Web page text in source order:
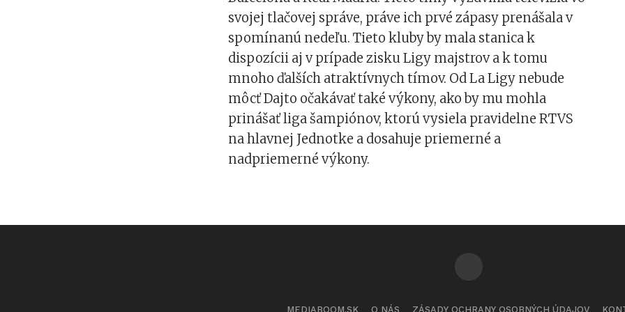
svojej tlačovej správe, práve ich prvé zápasy prenášala v
spomínanú nedeľu. Tieto kluby by mala stanica k
dispozícii aj v prípade zisku Ligy majstrov a k tomu
mnoho ďalších atraktívnych tímov. Od La Ligy nebude
môcť Dajto očakávať také výkony, ako by mu mohla
prinášať liga šampiónov, ktorú vysiela pravidelne RTVS
na hlavnej Jednotke a dosahuje priemerné a
nadpriemerné výkony.
MEDIABOOM.SK O NÁS ZÁSADY OCHRANY OSOBNÝCH ÚDAJOV